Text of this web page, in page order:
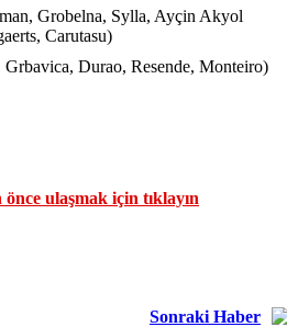
Grobelna, Sylla, Ayçin Akyol
Carutasu)
Durao, Resende, Monteiro)
ulaşmak için tıklayın
Sonraki Haber